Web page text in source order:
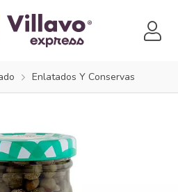
Enlatados Y Conservas